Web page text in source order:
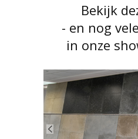
Bekijk
- en nog
in onze